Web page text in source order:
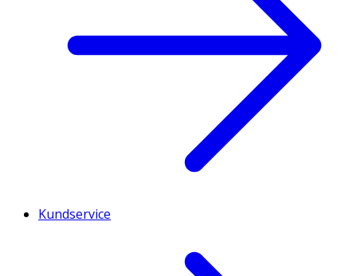
Kundservice